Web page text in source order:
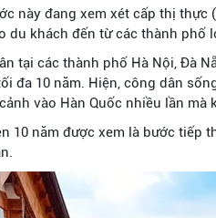
này đang xem xét cấp thị
du khách đến từ các thành phố
tại các thành phố Hà Nội, Đà
đa 10 năm. Hiện, công dân
vào Hàn Quốc nhiều lần
10 năm được xem là bước tiếp